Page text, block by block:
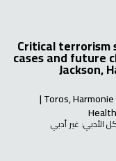
Critical
cases and future
Jackson,
Toros, Harmonie
الأدبي: غير أدبي